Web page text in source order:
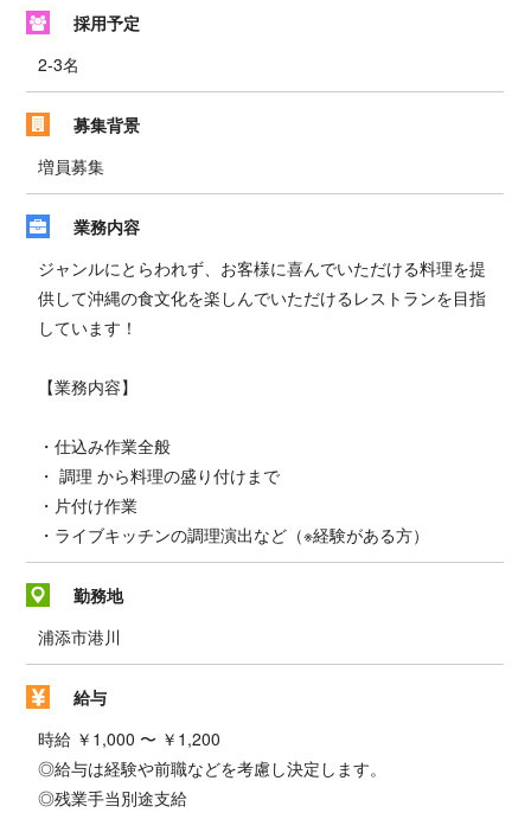
採用予定
2-3名
募集背景
増員募集
業務内容
ジャンルにとらわれず、お客様に喜んでいただける料理を提
供して沖縄の食文化を楽しんでいただけるレストランを目指
しています！
【業務内容】
・仕込み作業全般
・ 調理 から料理の盛り付けまで
・片付け作業
・ライブキッチンの調理演出など（※経験がある方）
勤務地
浦添市港川
給与
時給 ￥1,000 〜 ￥1,200
◎給与は経験や前職などを考慮し決定します。
◎残業手当別途支給